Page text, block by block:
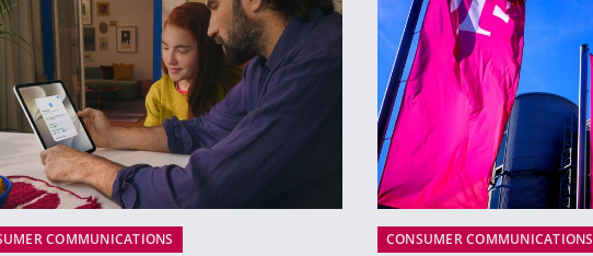
COMMUNICATIONS CONSUMER COMMUNICATIONS